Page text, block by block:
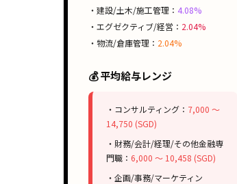
・建設/土木/施工管理： 4.08%
・エグゼクティブ/経営： 2.04%
・物流/倉庫管理： 2.04%
💰 平均給与レンジ
・コンサルティング： 7,000 〜
14,750 (SGD)
・財務/会計/経理/その他金融専
門職： 6,000 〜 10,458 (SGD)
・企画/事務/マーケティン